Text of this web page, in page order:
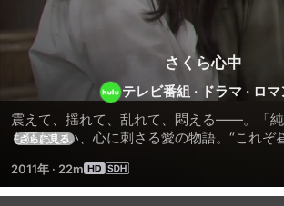
さくら心中
テレビ番組 · ドラマ · ロ
震えて、揺れて、乱れて、悶える――。「純
も狂おしい、心に刺さる愛の物語。“これぞ
さらに見る
2011年 · 22m